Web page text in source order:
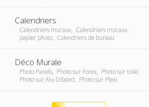
Calendriers
Calendriers muraux, Calendriers muraux
papier photo, Calendriers de bureau
Déco Murale
Photo Panels, Photo sur Forex, Photo sur toile,
Photo sur Alu-Dibond, Photo sur Plexi